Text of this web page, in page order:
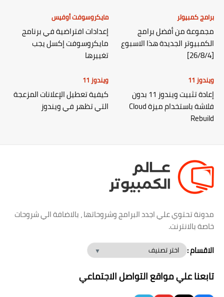
برامج كمبيوتر
مجموعة من أفضل برامج
الكمبيوتر الجديدة هذا الاسبوع
[26/8/4]
مايكروسوفت أوفيس
إعدادات افتراضية في برنامج
مايكروسوفت إكسل يجب
تغييرها
ويندوز 11
إعادة تثبيت ويندوز 11 بدون
فلاشة باستخدام ميزة Cloud
Rebuild
ويندوز 11
كيفية تعطيل الإعلانات المزعجة
التي تظهر في ويندوز
مدونة تحتوي علي اجدد البرامج وشروحاتها ، بالاضافة الي شروحات
خاصة بالانترنت.
الاقسام :
تابعنا علي مواقع التواصل الاجتماعي